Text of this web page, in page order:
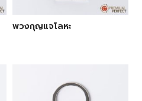
พวงกุญแจโลหะ